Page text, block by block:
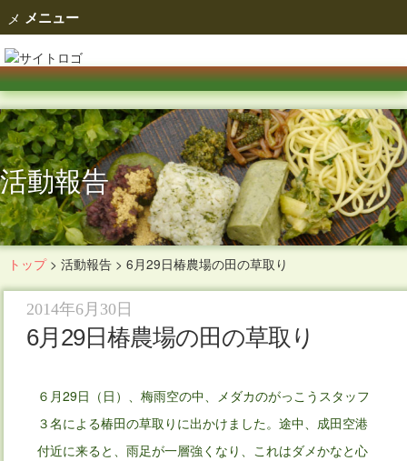
メニュー
活動報告
トップ> 活動報告> 6月29日椿農場の田の草取り
2014年6月30日
6月29日椿農場の田の草取り
６月29日（日）、梅雨空の中、メダカのがっこうスタッフ
３名による椿田の草取りに出かけました。途中、成田空港
付近に来ると、雨足が一層強くなり、これはダメかなと心